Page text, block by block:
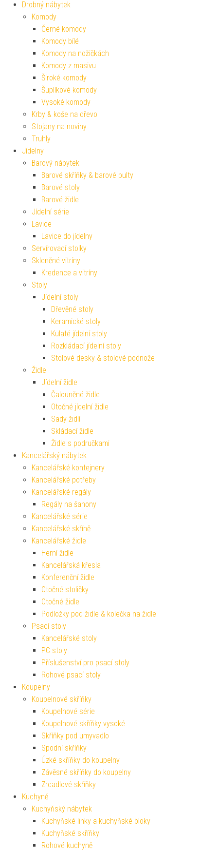
Drobný nábytek
Komody
Černé komody
Komody bílé
Komody na nožičkách
Komody z masivu
Široké komody
Šuplíkové komody
Vysoké komody
Krby & koše na dřevo
Stojany na noviny
Truhly
Jídelny
Barový nábytek
Barové skříňky & barové pulty
Barové stoly
Barové židle
Jídelní série
Lavice
Lavice do jídelny
Servírovací stolky
Skleněné vitríny
Kredence a vitríny
Stoly
Jídelní stoly
Dřevěné stoly
Keramické stoly
Kulaté jídelní stoly
Rozkládací jídelní stoly
Stolové desky & stolové podnože
Židle
Jídelní židle
Čalouněné židle
Otočné jídelní židle
Sady židlí
Skládací židle
Židle s područkami
Kancelářský nábytek
Kancelářské kontejnery
Kancelářské potřeby
Kancelářské regály
Regály na šanony
Kancelářské série
Kancelářské skříně
Kancelářské židle
Herní židle
Kancelářská křesla
Konferenční židle
Otočné stoličky
Otočné židle
Podložky pod židle & kolečka na židle
Psací stoly
Kancelářské stoly
PC stoly
Příslušenství pro psací stoly
Rohové psací stoly
Koupelny
Koupelnové skříňky
Koupelnové série
Koupelnové skříňky vysoké
Skříňky pod umyvadlo
Spodní skříňky
Úzké skříňky do koupelny
Závěsné skříňky do koupelny
Zrcadlové skříňky
Kuchyně
Kuchyňský nábytek
Kuchyňské linky a kuchyňské bloky
Kuchyňské skříňky
Rohové kuchyně